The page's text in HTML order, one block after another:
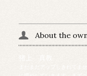
About the